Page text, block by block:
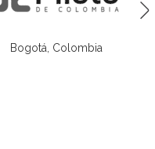
Bogotá, Colombia